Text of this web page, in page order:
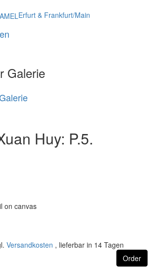
Erfurt & Frankfurt/Main
Galerie
Huy: P.5.
on canvas
Versandkosten , lieferbar in 14 Tagen
Order